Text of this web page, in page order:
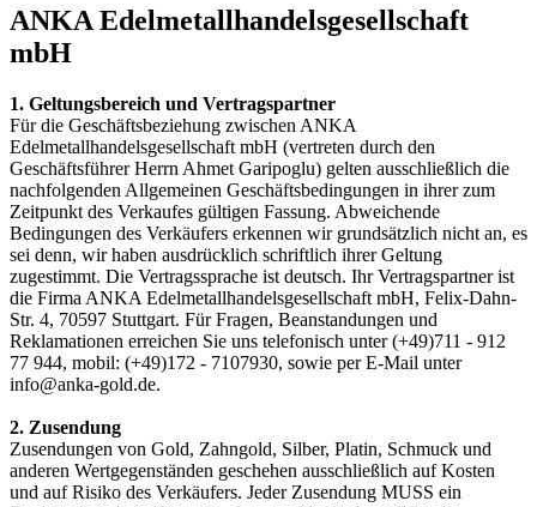
ANKA Edelmetallhandelsgesellschaft
mbH
1. Geltungsbereich und Vertragspartner
Für die Geschäftsbeziehung zwischen ANKA
Edelmetallhandelsgesellschaft mbH (vertreten durch den
Geschäftsführer Herrn Ahmet Garipoglu) gelten ausschließlich die
nachfolgenden Allgemeinen Geschäftsbedingungen in ihrer zum
Zeitpunkt des Verkaufes gültigen Fassung. Abweichende
Bedingungen des Verkäufers erkennen wir grundsätzlich nicht an, es
sei denn, wir haben ausdrücklich schriftlich ihrer Geltung
zugestimmt. Die Vertragssprache ist deutsch. Ihr Vertragspartner ist
die Firma ANKA Edelmetallhandelsgesellschaft mbH, Felix-Dahn-
Str. 4, 70597 Stuttgart. Für Fragen, Beanstandungen und
Reklamationen erreichen Sie uns telefonisch unter (+49)711 - 912
77 944, mobil: (+49)172 - 7107930, sowie per E-Mail unter
info@anka-gold.de.
2. Zusendung
Zusendungen von Gold, Zahngold, Silber, Platin, Schmuck und
anderen Wertgegenständen geschehen ausschließlich auf Kosten
und auf Risiko des Verkäufers. Jeder Zusendung MUSS ein